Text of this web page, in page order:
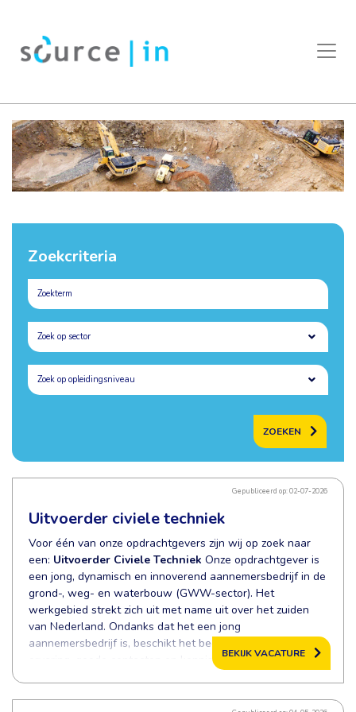
Zoekcriteria
ZOEKEN
Gepubliceerd op: 02-07-2026
Uitvoerder civiele techniek
Voor één van onze opdrachtgevers zijn wij op zoek naar
een: Uitvoerder Civiele Techniek Onze opdrachtgever is
een jong, dynamisch en innoverend aannemersbedrijf in de
grond-, weg- en waterbouw (GWW-sector). Het
werkgebied strekt zich uit met name uit over het zuiden
van Nederland. Ondanks dat het een jong
aannemersbedrijf is, beschikt het bedrijf over vele jaren
ervaring, goede contacten en kennis en over betrouwbare
BEKIJK VACATURE